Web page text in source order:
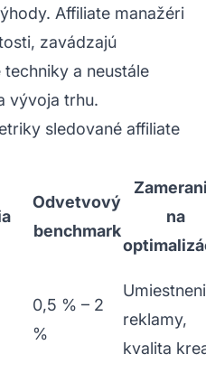
Affiliate manažéri
zavádzajú
a neustále
vývoja trhu.
sledované affiliate
Odvetvový
benchmark
na
0,5 % – 2
%
reklamy,
kvalita